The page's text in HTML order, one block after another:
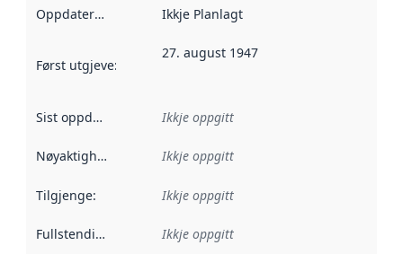
Oppdateringsfrekvens :
Ikkje Planlagt
Først utgjeve: Denne datoen seier når dataa i dette
27. august 1947
Sist oppdatert Ikkje oppgitt
Nøyaktigheit Ikkje oppgitt
Tilgjenge: Ikkje oppgitt
Fullstendigheit Ikkje oppgitt